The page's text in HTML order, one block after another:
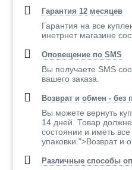
Гарантия 12 месяцев
Гарантия на все
инетрнет магазине
Оповещение по SMS
Вы получаете SMS
вашего заказа.
Возврат и обмен - без
Вы можете вернуть
14 дней. Товар
состоянии и иметь все
упаковки.">Возврат и
Различные способы